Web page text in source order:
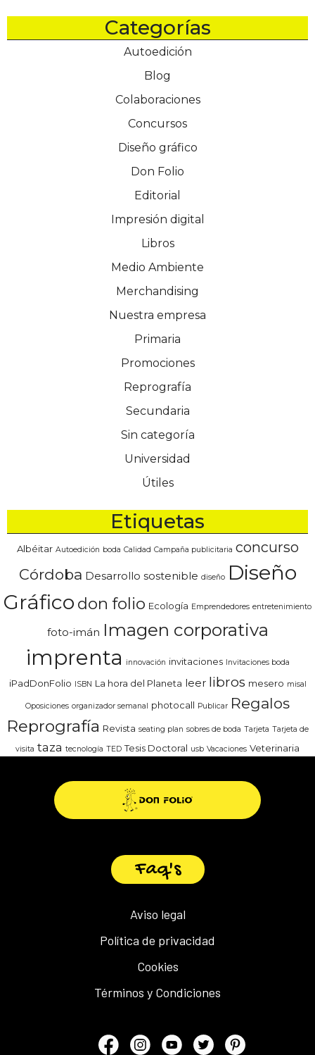
Categorías
Autoedición
Blog
Colaboraciones
Concursos
Diseño gráfico
Don Folio
Editorial
Impresión digital
Libros
Medio Ambiente
Merchandising
Nuestra empresa
Primaria
Promociones
Reprografía
Secundaria
Sin categoría
Universidad
Útiles
Etiquetas
Albéitar Autoedición boda Calidad Campaña publicitaria concurso
Córdoba Desarrollo sostenible diseño Diseño
Gráfico don folio Ecología Emprendedores entretenimiento
foto-imán Imagen corporativa
imprenta innovación invitaciones Invitaciones boda
iPadDonFolio ISBN La hora del Planeta leer libros mesero misal
Oposiciones organizador semanal photocall Publicar Regalos
Reprografía Revista seating plan sobres de boda Tarjeta Tarjeta de
visita taza tecnología TED Tesis Doctoral usb Vacaciones Veterinaria
Faq's
Aviso legal
Política de privacidad
Cookies
Términos y Condiciones